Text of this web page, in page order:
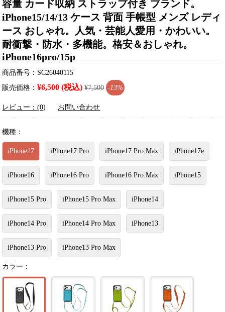
容量 カード収納 ストラップ付き ブランド。
iPhone15/14/13 ケース 背面 手帳型 メンズ レディ
ース おしゃれ。人気・芸能人愛用・かわいい。
耐衝撃・防水・多機能。格安＆おしゃれ。
iPhone16pro/15p
商品番号：SC26040115
販売価格：¥6,500 (税込) ¥7,500 -13%
レビュー：(0) お問い合わせ
機種：
iPhone17 iPhone17 Pro iPhone17 Pro Max iPhone17e
iPhone16 iPhone16 Pro iPhone16 Pro Max iPhone15
iPhone15 Pro iPhone15 Pro Max iPhone14
iPhone14 Pro iPhone14 Pro Max iPhone13
iPhone13 Pro iPhone13 Pro Max
カラー：